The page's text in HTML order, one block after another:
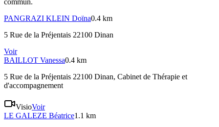
commun.
PANGRAZI KLEIN Doïna0.4 km
5 Rue de la Préjentais 22100 Dinan
Voir
BAILLOT Vanessa0.4 km
5 Rue de la Préjentais 22100 Dinan, Cabinet de Thérapie et
d'accompagnement
VisioVoir
LE GALEZE Béatrice1.1 km